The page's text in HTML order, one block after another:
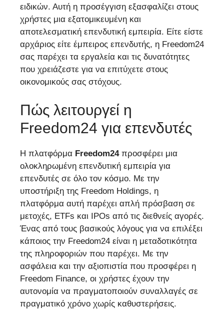
ειδικών. Αυτή η προσέγγιση εξασφαλίζει στους
χρήστες μια εξατομικευμένη και
αποτελεσματική επενδυτική εμπειρία. Είτε είστε
αρχάριος είτε έμπειρος επενδυτής, η Freedom24
σας παρέχει τα εργαλεία και τις δυνατότητες
που χρειάζεστε για να επιτύχετε στους
οικονομικούς σας στόχους.
Πώς λειτουργεί η
Freedom24 για επενδυτές
Η πλατφόρμα Freedom24προσφέρει μια
ολοκληρωμένη επενδυτική εμπειρία για
επενδυτές σε όλο τον κόσμο. Με την
υποστήριξη της Freedom Holdings, η
πλατφόρμα αυτή παρέχει απλή πρόσβαση σε
μετοχές, ETFs και IPOs από τις διεθνείς αγορές.
Ένας από τους βασικούς λόγους για να επιλέξει
κάποιος την Freedom24 είναι η μεταδοτικότητα
της πληροφοριών που παρέχει. Με την
ασφάλεια και την αξιοπιστία που προσφέρει η
Freedom Finance, οι χρήστες έχουν την
αυτονομία να πραγματοποιούν συναλλαγές σε
πραγματικό χρόνο χωρίς καθυστερήσεις.